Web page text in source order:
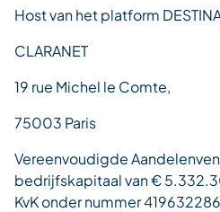
Host van het platform
CLARANET
19 rue Michel le Comte,
75003 Paris
Vereenvoudigde
bedrijfskapitaal van €
KvK onder nummer 419632286